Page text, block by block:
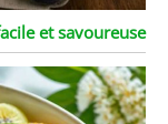
et savoureuse